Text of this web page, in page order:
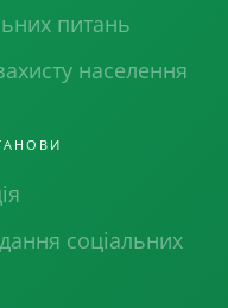
питань
населення
соціальних